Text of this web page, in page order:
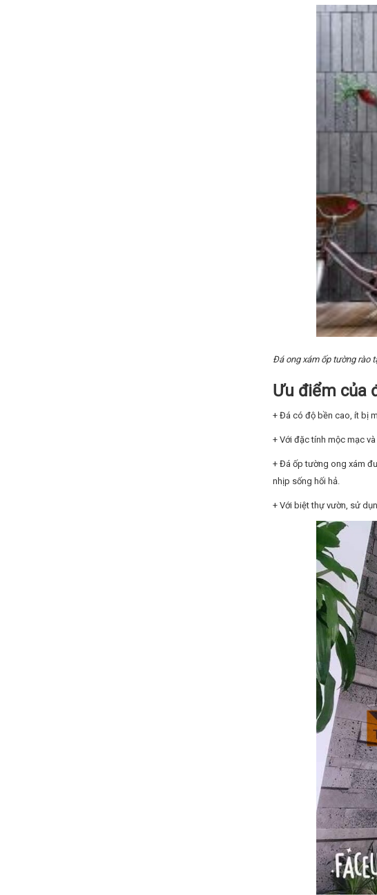
Đá ong xám ốp tường rào
Ưu điểm của
+ Đá có độ bền cao, ít bị
+ Với đặc tính mộc mạc
+ Đá ốp tường ong xám
nhịp sống hối hả.
+ Với biệt thự vườn, sử